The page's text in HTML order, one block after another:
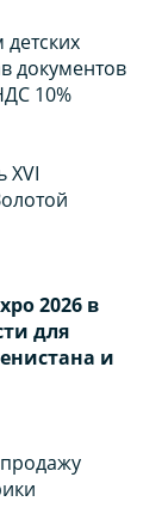
документов
10%
XVI
2026 в
для
и